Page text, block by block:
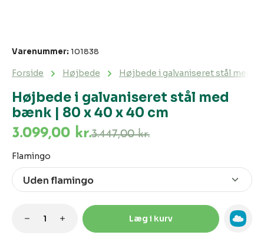
Højbede i galvaniseret stål med
bænk | 80 x 40 x 40 cm
Forside Højbede Højbede i galvaniseret stål med
Varenummer: 101838
3.099,00 kr.3.447,00 kr.
Vælg
Flamingo
Produktmængde: Indtast den
Læg i kurv